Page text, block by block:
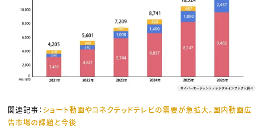
関連記事： ショート動画やコネクテッドテレビの需要が急拡大。国内動画広
告市場の課題と今後